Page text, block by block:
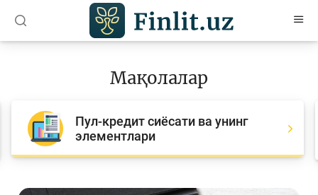
Барча мақолалар
Банк агентлари учун
Мақолалар
Пул-кредит сиёсати ва унинг
элементлари